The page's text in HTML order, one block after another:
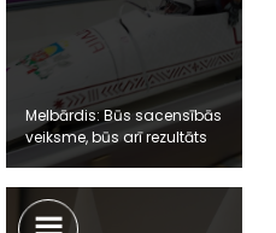
Melbārdis: Būs sacensībās
veiksme, būs arī rezultāts